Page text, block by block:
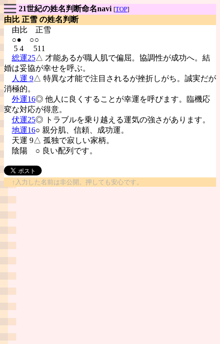
21世紀の姓名判断命名navi [TOP]
由比 正雪 の姓名判断
由比 正雪
○● ○○
5 4 511
総運25△ 才能あるが職人肌で偏屈。協調性が成功へ。結
婚は妥協が幸せを呼ぶ。
人運 9△ 特異な才能で注目されるが挫折しがち。誠実だが
消極的。
外運16◎ 他人に良くすることが幸運を呼びます。臨機応
変な対応が得意。
伏運25◎ トラブルを乗り越える運気の強さがあります。
地運16○ 親分肌、信頼、成功運。
天運 9△ 孤独で寂しい家柄。
陰陽 ○ 良い配列です。
↑入力した名前は非公開。押しても安心です。